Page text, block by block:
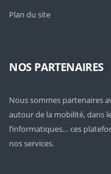
Plan du site
NOS PARTENAIRES
Nous sommes partenaires
autour de la mobilité, dans
l’informatiques… ces
nos services.